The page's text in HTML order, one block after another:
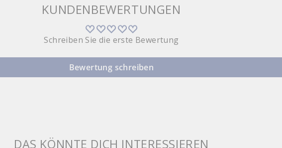
KUNDENBEWERTUNGEN
Schreiben Sie die erste Bewertung
Bewertung schreiben
DAS KÖNNTE DICH INTERESSIEREN